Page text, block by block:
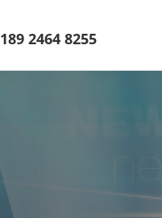
189 2464 8255